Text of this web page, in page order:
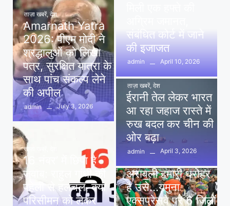
ताज़ा खबरें, देश
Amarnath Yatra
2026: पीएम मोदी ने
श्रद्धालुओं को लिखा
पत्र, सुरक्षित यात्रा के
साथ पांच संकल्प लेने
की अपील
admin July 3, 2026
ताज़ा खबरें
16 नंबर’ में छिपा है
जवाब: राहुल गांधी की
पहेली से हलचल, क्या
परिसीमन को लेकर
संबंधित कोर्ट में जाने
की इजाजत
admin April 10, 2026
ताज़ा खबरें, देश
ईरानी तेल लेकर भारत
आ रहा जहाज रास्ते में
रुख बदल कर चीन की
ओर बढ़ा
admin
April 3, 2026
अरावली हमारी धरोहर
है उसे…यमुना
एक्सप्रेसवे पर 6 जिलों